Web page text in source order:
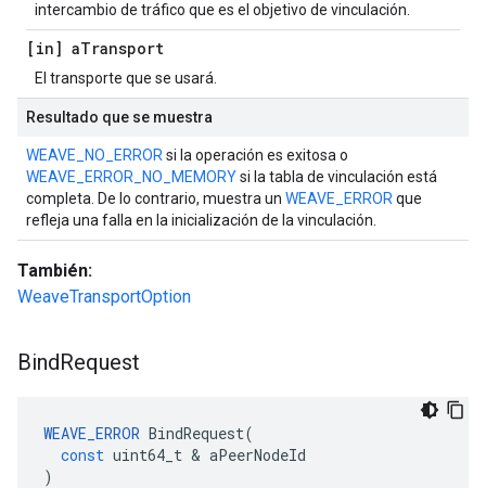
intercambio de tráfico que es el objetivo de vinculación.
[in] aTransport
El transporte que se usará.
Resultado que se muestra
WEAVE_NO_ERROR si la operación es exitosa o
WEAVE_ERROR_NO_MEMORYsi la tabla de vinculación está
completa. De lo contrario, muestra un WEAVE_ERROR que
refleja una falla en la inicialización de la vinculación.
También:
WeaveTransportOption
BindRequest
WEAVE_ERROR BindRequest(
const uint64_t & aPeerNodeId
)